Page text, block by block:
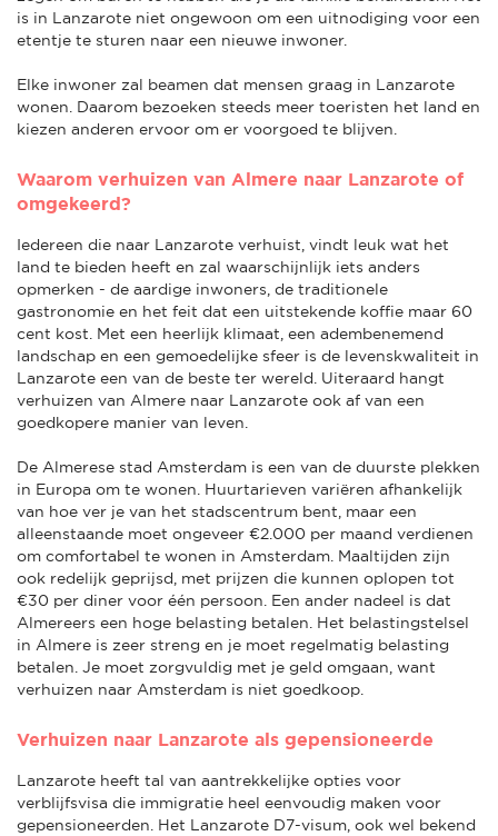
is in Lanzarote niet ongewoon om een uitnodiging voor een
etentje te sturen naar een nieuwe inwoner.
Elke inwoner zal beamen dat mensen graag in Lanzarote
wonen. Daarom bezoeken steeds meer toeristen het land en
kiezen anderen ervoor om er voorgoed te blijven.
Waarom verhuizen van Almere naar Lanzarote of
omgekeerd?
Iedereen die naar Lanzarote verhuist, vindt leuk wat het
land te bieden heeft en zal waarschijnlijk iets anders
opmerken - de aardige inwoners, de traditionele
gastronomie en het feit dat een uitstekende koffie maar 60
cent kost. Met een heerlijk klimaat, een adembenemend
landschap en een gemoedelijke sfeer is de levenskwaliteit in
Lanzarote een van de beste ter wereld. Uiteraard hangt
verhuizen van Almere naar Lanzarote ook af van een
goedkopere manier van leven.
De Almerese stad Amsterdam is een van de duurste plekken
in Europa om te wonen. Huurtarieven variëren afhankelijk
van hoe ver je van het stadscentrum bent, maar een
alleenstaande moet ongeveer €2.000 per maand verdienen
om comfortabel te wonen in Amsterdam. Maaltijden zijn
ook redelijk geprijsd, met prijzen die kunnen oplopen tot
€30 per diner voor één persoon. Een ander nadeel is dat
Almereers een hoge belasting betalen. Het belastingstelsel
in Almere is zeer streng en je moet regelmatig belasting
betalen. Je moet zorgvuldig met je geld omgaan, want
verhuizen naar Amsterdam is niet goedkoop.
Verhuizen naar Lanzarote als gepensioneerde
Lanzarote heeft tal van aantrekkelijke opties voor
verblijfsvisa die immigratie heel eenvoudig maken voor
gepensioneerden. Het Lanzarote D7-visum, ook wel bekend